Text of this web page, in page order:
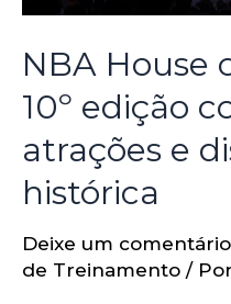
NBA House
10º edição
atrações e
histórica
Deixe um comentário
de Treinamento / Por